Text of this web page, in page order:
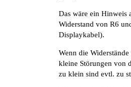
Das wäre ein Hinweis
Widerstand von R6
Displaykabel).
Wenn die
kleine Störungen von
zu klein sind evtl. zu